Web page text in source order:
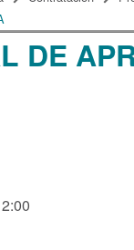
DE